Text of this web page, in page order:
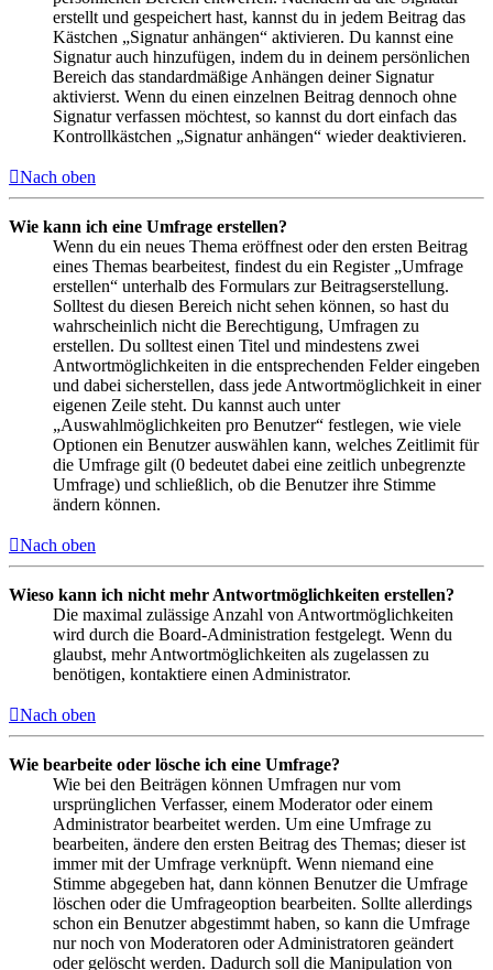
erstellt und gespeichert hast, kannst du in jedem Beitrag das
Kästchen „Signatur anhängen“ aktivieren. Du kannst eine
Signatur auch hinzufügen, indem du in deinem persönlichen
Bereich das standardmäßige Anhängen deiner Signatur
aktivierst. Wenn du einen einzelnen Beitrag dennoch ohne
Signatur verfassen möchtest, so kannst du dort einfach das
Kontrollkästchen „Signatur anhängen“ wieder deaktivieren.
Nach oben
Wie kann ich eine Umfrage erstellen?
Wenn du ein neues Thema eröffnest oder den ersten Beitrag
eines Themas bearbeitest, findest du ein Register „Umfrage
erstellen“ unterhalb des Formulars zur Beitragserstellung.
Solltest du diesen Bereich nicht sehen können, so hast du
wahrscheinlich nicht die Berechtigung, Umfragen zu
erstellen. Du solltest einen Titel und mindestens zwei
Antwortmöglichkeiten in die entsprechenden Felder eingeben
und dabei sicherstellen, dass jede Antwortmöglichkeit in einer
eigenen Zeile steht. Du kannst auch unter
„Auswahlmöglichkeiten pro Benutzer“ festlegen, wie viele
Optionen ein Benutzer auswählen kann, welches Zeitlimit für
die Umfrage gilt (0 bedeutet dabei eine zeitlich unbegrenzte
Umfrage) und schließlich, ob die Benutzer ihre Stimme
ändern können.
Nach oben
Wieso kann ich nicht mehr Antwortmöglichkeiten erstellen?
Die maximal zulässige Anzahl von Antwortmöglichkeiten
wird durch die Board-Administration festgelegt. Wenn du
glaubst, mehr Antwortmöglichkeiten als zugelassen zu
benötigen, kontaktiere einen Administrator.
Nach oben
Wie bearbeite oder lösche ich eine Umfrage?
Wie bei den Beiträgen können Umfragen nur vom
ursprünglichen Verfasser, einem Moderator oder einem
Administrator bearbeitet werden. Um eine Umfrage zu
bearbeiten, ändere den ersten Beitrag des Themas; dieser ist
immer mit der Umfrage verknüpft. Wenn niemand eine
Stimme abgegeben hat, dann können Benutzer die Umfrage
löschen oder die Umfrageoption bearbeiten. Sollte allerdings
schon ein Benutzer abgestimmt haben, so kann die Umfrage
nur noch von Moderatoren oder Administratoren geändert
oder gelöscht werden. Dadurch soll die Manipulation von